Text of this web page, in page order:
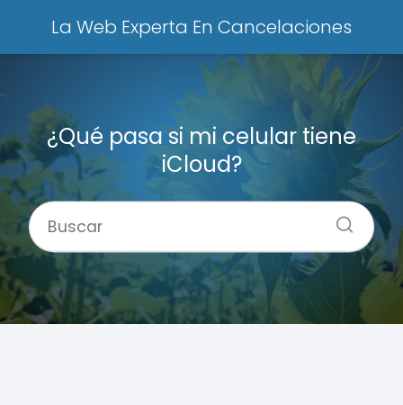
La Web Experta En Cancelaciones
¿Qué pasa si mi celular tiene
iCloud?